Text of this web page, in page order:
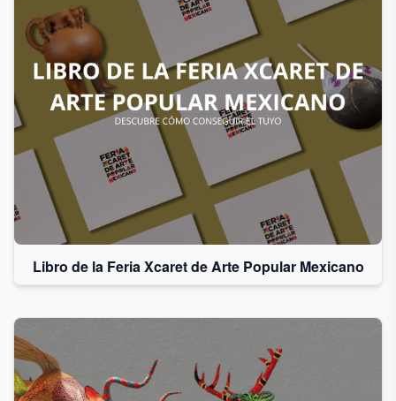
Libro de la Feria Xcaret de Arte Popular Mexicano